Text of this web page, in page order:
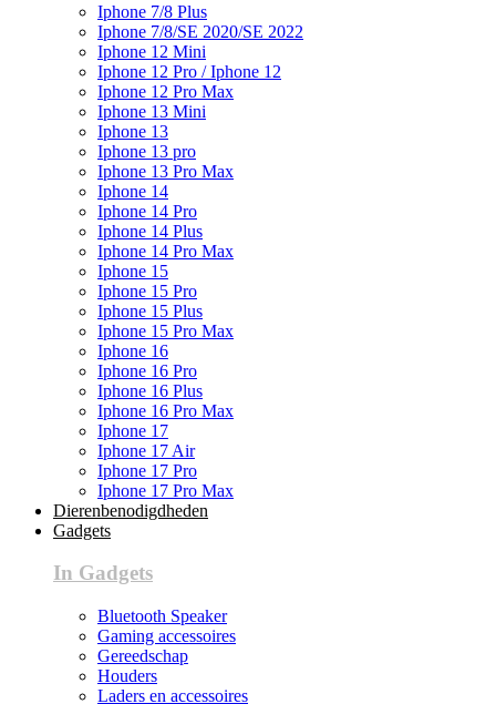
Iphone 7/8 Plus
Iphone 7/8/SE 2020/SE 2022
Iphone 12 Mini
Iphone 12 Pro / Iphone 12
Iphone 12 Pro Max
Iphone 13 Mini
Iphone 13
Iphone 13 pro
Iphone 13 Pro Max
Iphone 14
Iphone 14 Pro
Iphone 14 Plus
Iphone 14 Pro Max
Iphone 15
Iphone 15 Pro
Iphone 15 Plus
Iphone 15 Pro Max
Iphone 16
Iphone 16 Pro
Iphone 16 Plus
Iphone 16 Pro Max
Iphone 17
Iphone 17 Air
Iphone 17 Pro
Iphone 17 Pro Max
Dierenbenodigdheden
Gadgets
In Gadgets
Bluetooth Speaker
Gaming accessoires
Gereedschap
Houders
Laders en accessoires